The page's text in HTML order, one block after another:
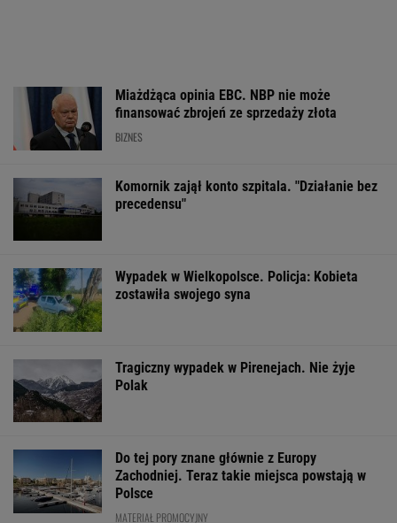
Miażdżąca opinia EBC. NBP nie może
finansować zbrojeń ze sprzedaży złota
BIZNES
Komornik zajął konto szpitala. "Działanie bez
precedensu"
Wypadek w Wielkopolsce. Policja: Kobieta
zostawiła swojego syna
Tragiczny wypadek w Pirenejach. Nie żyje
Polak
Do tej pory znane głównie z Europy
Zachodniej. Teraz takie miejsca powstają w
Polsce
MATERIAŁ PROMOCYJNY